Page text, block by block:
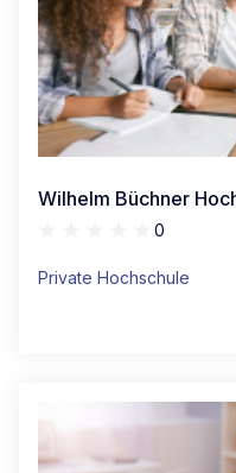
Wilhelm Büchner
0
Private Hochschule